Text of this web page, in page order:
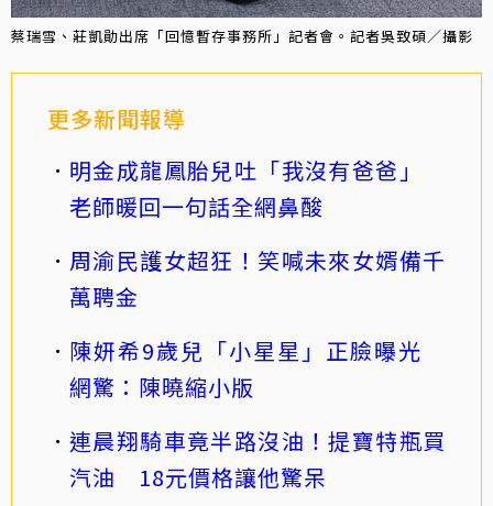
蔡瑞雪、莊凱勛出席「回憶暫存事務所」記者會。記者吳致碩／攝影
更多新聞報導
明金成龍鳳胎兒吐「我沒有爸爸」
老師暖回一句話全網鼻酸
周渝民護女超狂！笑喊未來女婿備千
萬聘金
陳妍希9歲兒「小星星」正臉曝光
網驚：陳曉縮小版
連晨翔騎車竟半路沒油！提寶特瓶買
汽油 18元價格讓他驚呆